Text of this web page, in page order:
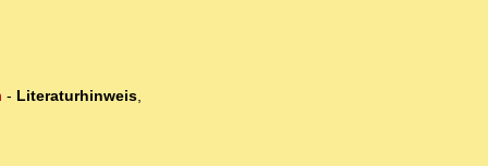
- Literaturhinweis,